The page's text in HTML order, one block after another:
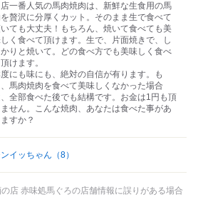
一番人気の馬肉焼肉は、新鮮な生食用の馬
贅沢に分厚くカット。そのまま生で食べて
ても大丈夫！もちろん、焼いて食べても美
く食べて頂けます。生で、片面焼きで、し
かりと焼いて。どの食べ方でも美味しく食べ
けます。
にも味にも、絶対の自信が有ります。も
、馬肉焼肉を食べて美味しくなかった場合
全部食べた後でも結構です。お金は1円も頂
ません。こんな焼肉、あなたは食べた事があ
すか？
イッちゃん （8）
店 赤味処馬ぐろの店舗情報に誤りがある場合